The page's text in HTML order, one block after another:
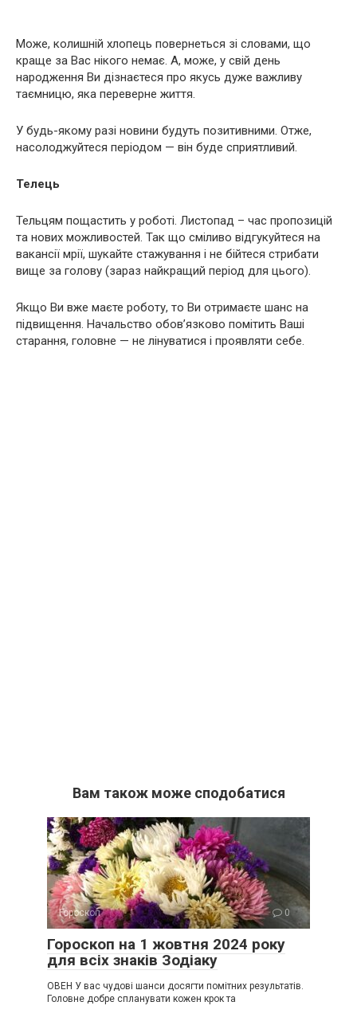
Може, колишній хлопець повернеться зі словами, що
краще за Вас нікого немає. А, може, у свій день
народження Ви дізнаєтеся про якусь дуже важливу
таємницю, яка переверне життя.
У будь-якому разі новини будуть позитивними. Отже,
насолоджуйтеся періодом — він буде сприятливий.
Телець
Тельцям пощастить у роботі. Листопад – час пропозицій
та нових можливостей. Так що сміливо відгукуйтеся на
вакансії мрії, шукайте стажування і не бійтеся стрибати
вище за голову (зараз найкращий період для цього).
Якщо Ви вже маєте роботу, то Ви отримаєте шанс на
підвищення. Начальство обов’язково помітить Ваші
старання, головне — не лінуватися і проявляти себе.
Вам також може сподобатися
Гороскоп 0
Гороскоп на 1 жовтня 2024 року
для всіх знаків Зодіаку
ОВЕН У вас чудові шанси досягти помітних результатів.
Головне добре спланувати кожен крок та